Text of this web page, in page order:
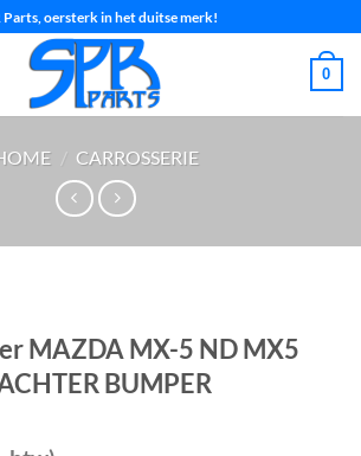
Parts, oersterk in het duitse merk!
0
/ CARROSSERIE
MAZDA MX-5 ND MX5
BUMPER